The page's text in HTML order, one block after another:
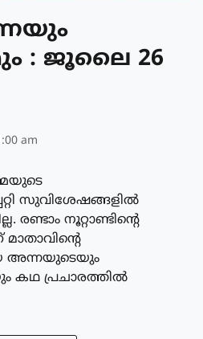
: ജൂലൈ 26
am
സുവിശേഷങ്ങളില്‍
രണ്ടാം നൂറ്റാണ്ടിന്റെ
അന്നയുടെയും
കഥ പ്രചാരത്തില്‍